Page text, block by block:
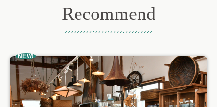
Recommend
NEW!